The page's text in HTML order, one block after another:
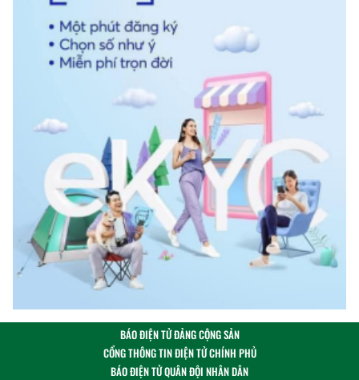
BÁO ĐIỆN TỬ ĐẢNG CỘNG SẢN
CỔNG THÔNG TIN ĐIỆN TỬ CHÍNH PHỦ
BÁO ĐIỆN TỬ QUÂN ĐỘI NHÂN DÂN